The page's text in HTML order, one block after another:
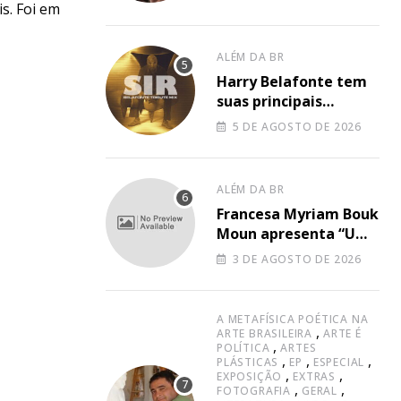
Foi em
hop underground e a
elegância do arranjo
clássico”
ALÉM DA BR
Harry Belafonte tem
suas principais
canções unidas no
5 DE AGOSTO DE 2026
ALÉM DA BR
Francesa Myriam Bouk
Moun apresenta “Um
Autre Mensonge”,
3 DE AGOSTO DE 2026
A METAFÍSICA POÉTICA NA
ARTE BRASILEIRA ,ARTE É
POLÍTICA ,ARTES
PLÁSTICAS , EP , ESPECIAL ,
EXPOSIÇÃO , EXTRAS ,
FOTOGRAFIA , GERAL ,